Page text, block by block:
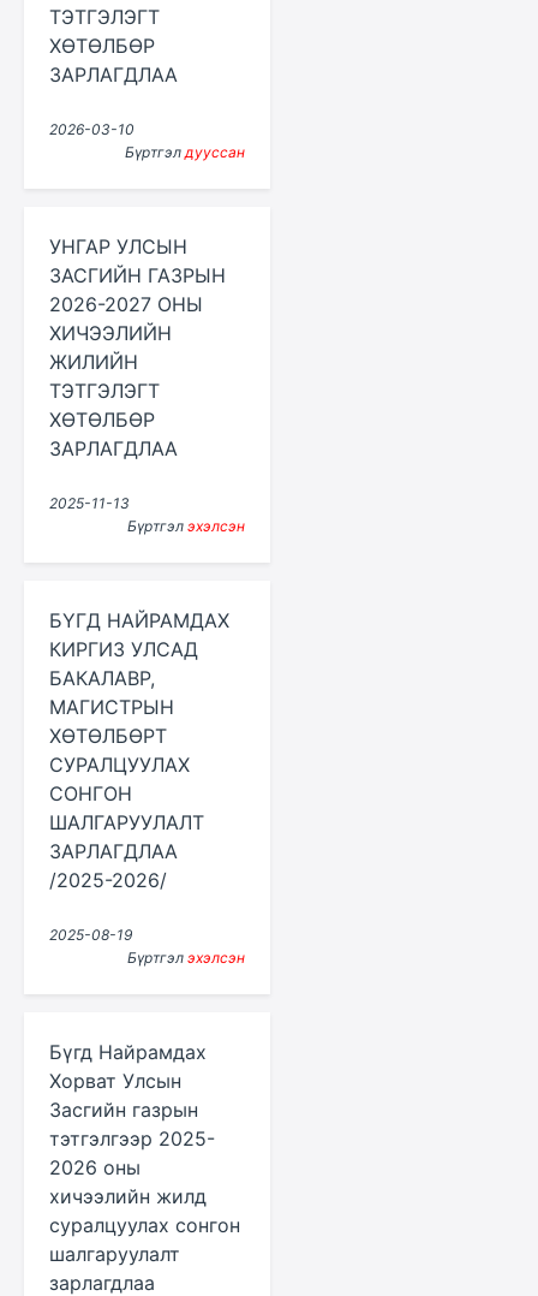
ТЭТГЭЛЭГТ
ХӨТӨЛБӨР
ЗАРЛАГДЛАА
2026-03-10
Бүртгэлдууссан
УНГАР УЛСЫН
ЗАСГИЙН ГАЗРЫН
2026-2027 ОНЫ
ХИЧЭЭЛИЙН
ЖИЛИЙН
ТЭТГЭЛЭГТ
ХӨТӨЛБӨР
ЗАРЛАГДЛАА
2025-11-13
Бүртгэл эхэлсэн
БҮГД НАЙРАМДАХ
КИРГИЗ УЛСАД
БАКАЛАВР,
МАГИСТРЫН
ХӨТӨЛБӨРТ
СУРАЛЦУУЛАХ
СОНГОН
ШАЛГАРУУЛАЛТ
ЗАРЛАГДЛАА
/2025-2026/
2025-08-19
Бүртгэл эхэлсэн
Бүгд Найрамдах
Хорват Улсын
Засгийн газрын
тэтгэлгээр 2025-
2026 оны
хичээлийн жилд
суралцуулах сонгон
шалгаруулалт
зарлагдлаа